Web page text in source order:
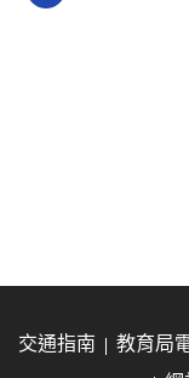
交通指南 教育局